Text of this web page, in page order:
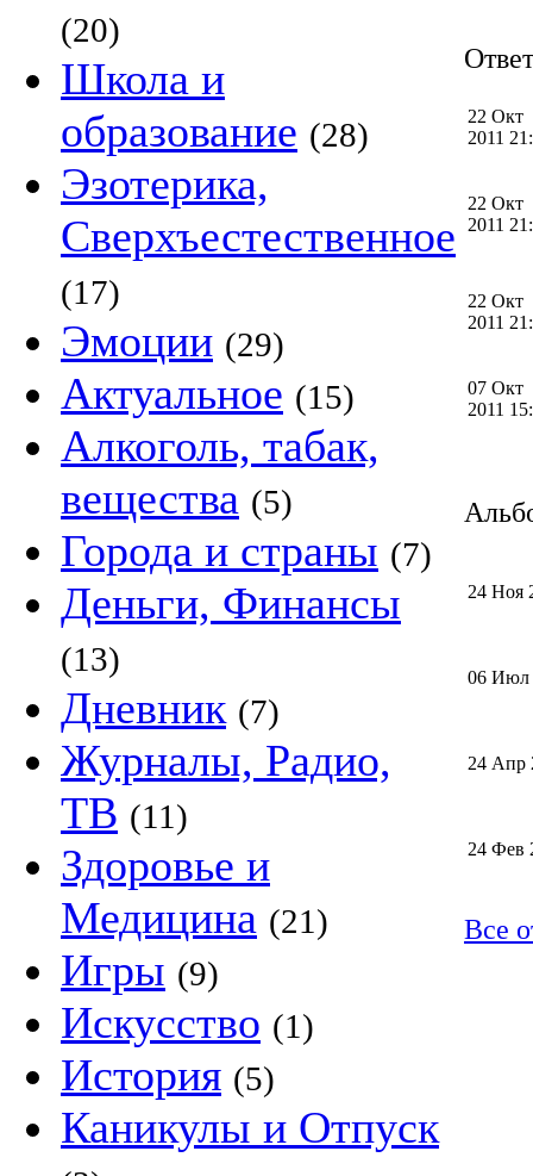
(20)
Школа и
образование (28)
Эзотерика,
Сверхъестественное
(17)
Эмоции (29)
Актуальное (15)
Алкоголь, табак,
вещества (5)
Города и страны (7)
Деньги, Финансы
(13)
Дневник (7)
Журналы, Радио,
ТВ (11)
Здоровье и
Медицина (21)
Игры (9)
Искусство (1)
История (5)
Каникулы и Отпуск
22 Окт
2011
22 Окт
2011
22 Окт
2011
07 Окт
2011
24 Ноя
06 Июл
24 Апр
24 Фев
Все